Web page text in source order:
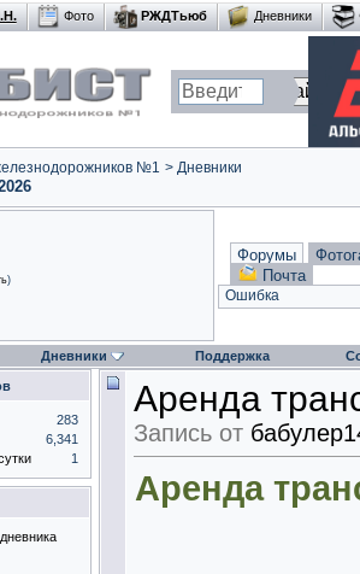
Фото РЖДТьюб Дневники
№1 > Дневники
)
Форумы
Почта
Ошибка
Дневники Поддержка
Аренда
Запись от
Аренда
283
6,341
1